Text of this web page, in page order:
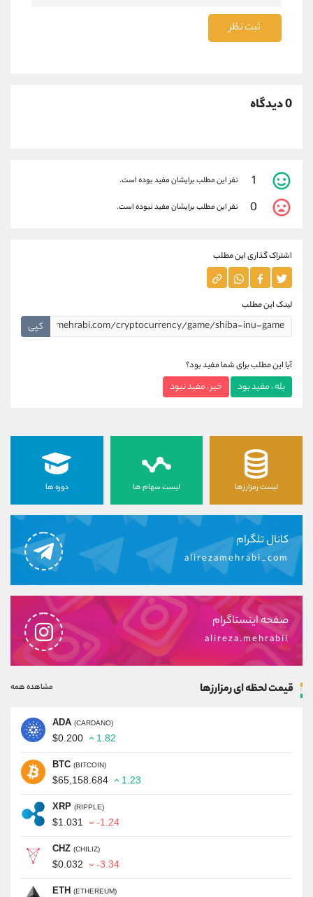
ثبت نظر
0 دیدگاه
1 نفر این مطلب برایشان مفید بوده است.
0 نفر این مطلب برایشان مفید نبوده است.
اشتراک گذاری این مطلب
لینک این مطلب
کپی
آیا این مطلب برای شما مفید بود؟
بله ، مفید بود خیر ، مفید نبود
لیست رمزارزها لیست سهام ها دوره ها
کانال تلگرام
alirezamehrabi_com
صفحه اینستاگرام
alireza.mehrabii
قیمت لحظه ای رمزارزها مشاهده همه
ADA (CARDANO)
$0.200 1.82
BTC (BITCOIN)
$65,158.684 1.23
XRP (RIPPLE)
$1.031 -1.24
CHZ (CHILIZ)
$0.032 -3.34
ETH (ETHEREUM)